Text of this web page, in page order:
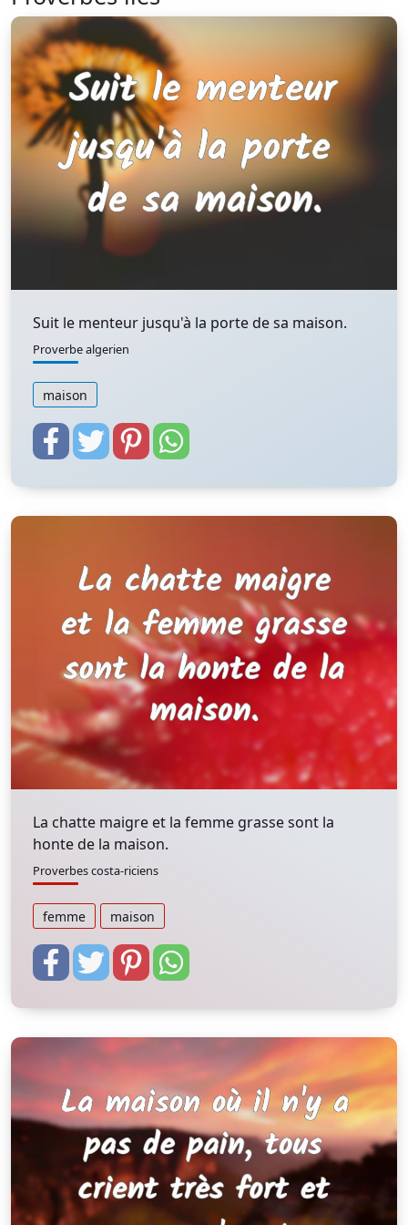
Suit le menteur jusqu'à la porte de sa maison.
Proverbe algerien
maison
La chatte maigre et la femme grasse sont la
honte de la maison.
Proverbes costa-riciens
femme maison